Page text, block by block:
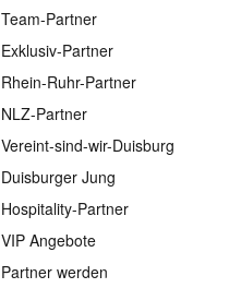
Team-Partner
Exklusiv-Partner
Rhein-Ruhr-Partner
NLZ-Partner
Vereint-sind-wir-Duisburg
Duisburger Jung
Hospitality-Partner
VIP Angebote
Partner werden